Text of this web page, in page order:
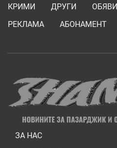
КРИМИ
ДРУГИ ОБЯВИ
РЕКЛАМА
АБОНАМЕНТ
ЗА НАС